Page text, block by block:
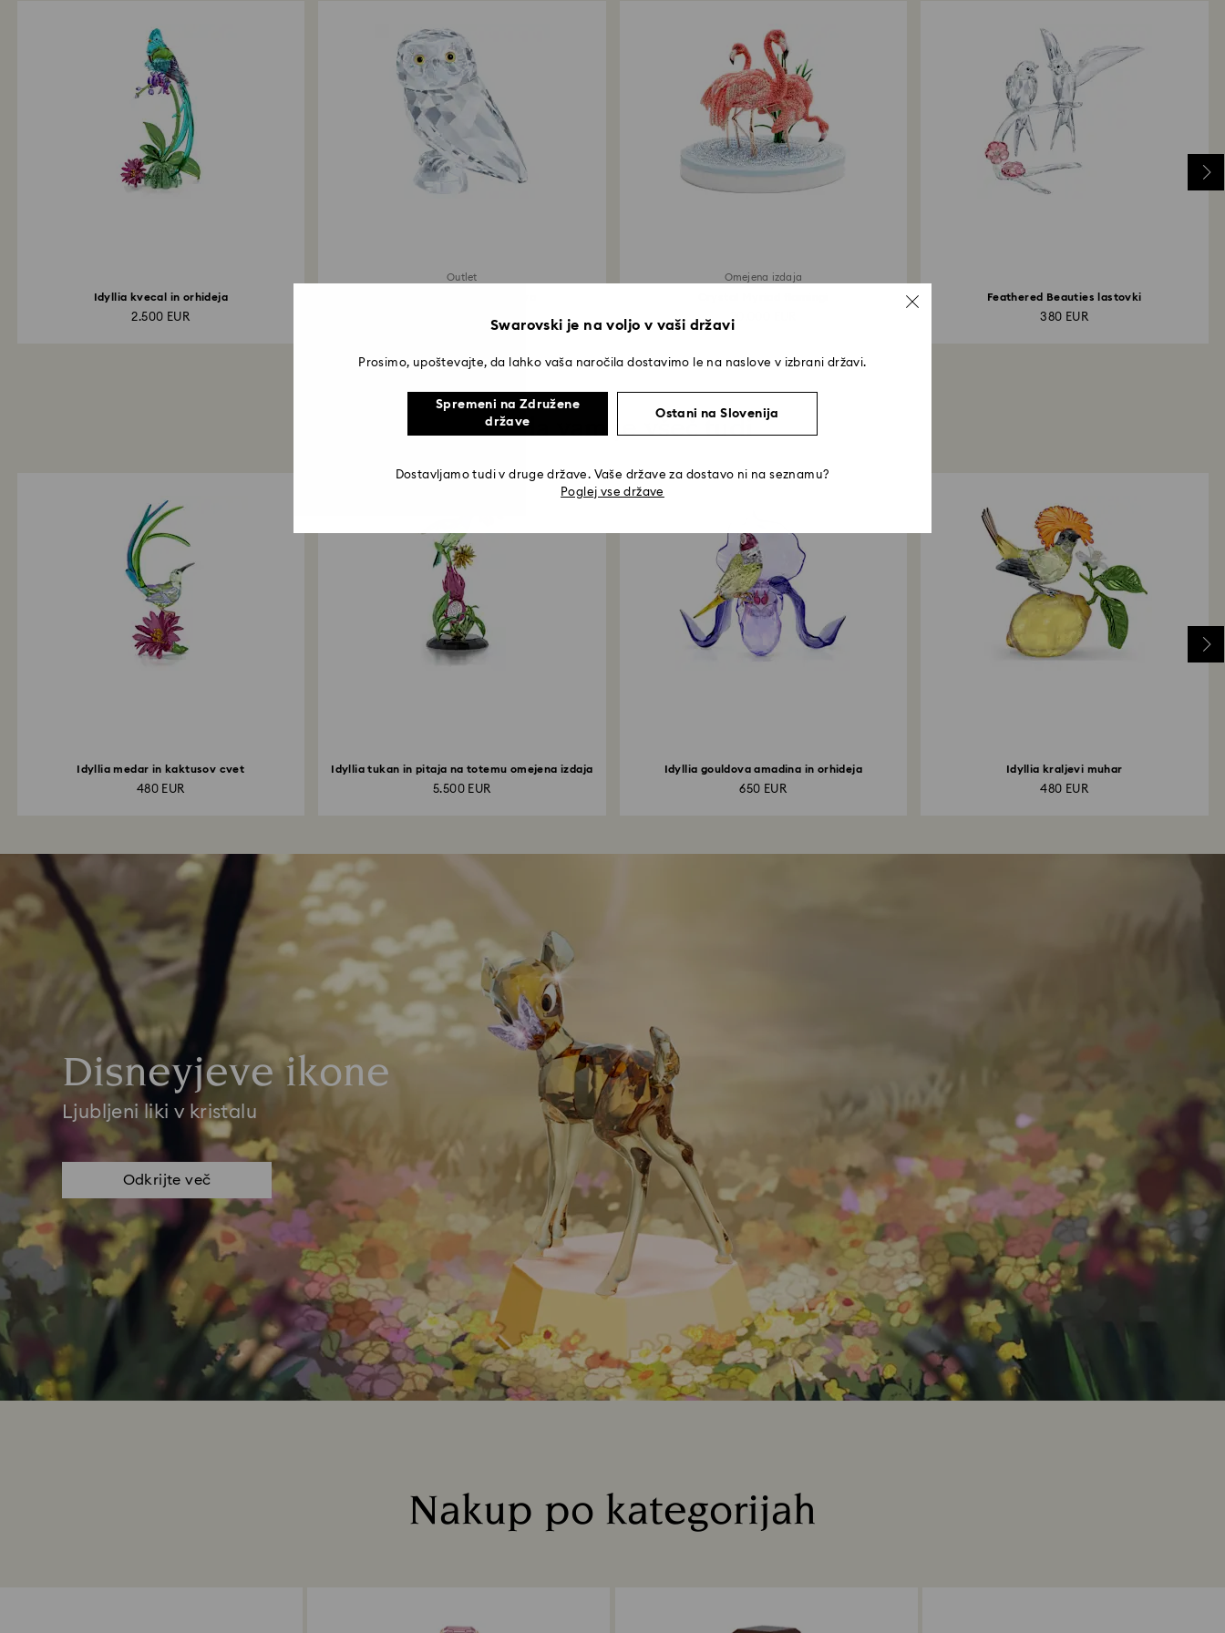
Idyllia kvecal in orhideja
2.500 EUR
Outlet Omejena izdaja
20.000 EUR
Feathered Beauties lastovki
380 EUR
Morda vam je všeč tudi
Idyllia medar in kaktusov cvet
480 EUR
Idyllia tukan in pitaja na totemu omejena izdaja
5.500 EUR
Idyllia gouldova amadina in orhideja
650 EUR
Idyllia kraljevi muhar
480 EUR
Disneyjeve ikone
Ljubljeni liki v kristalu
Odkrijte več
Nakup po kategorijah
Swarovski je na voljo v vaši državi
Prosimo, upoštevajte, da lahko vaša naročila dostavimo le na naslove v izbrani državi.
Spremeni na Združene
države
Ostani na Slovenija
Dostavljamo tudi v druge države. Vaše države za dostavo ni na seznamu?
Poglej vse države